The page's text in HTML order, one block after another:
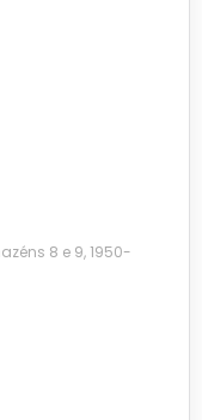
8 e 9, 1950-